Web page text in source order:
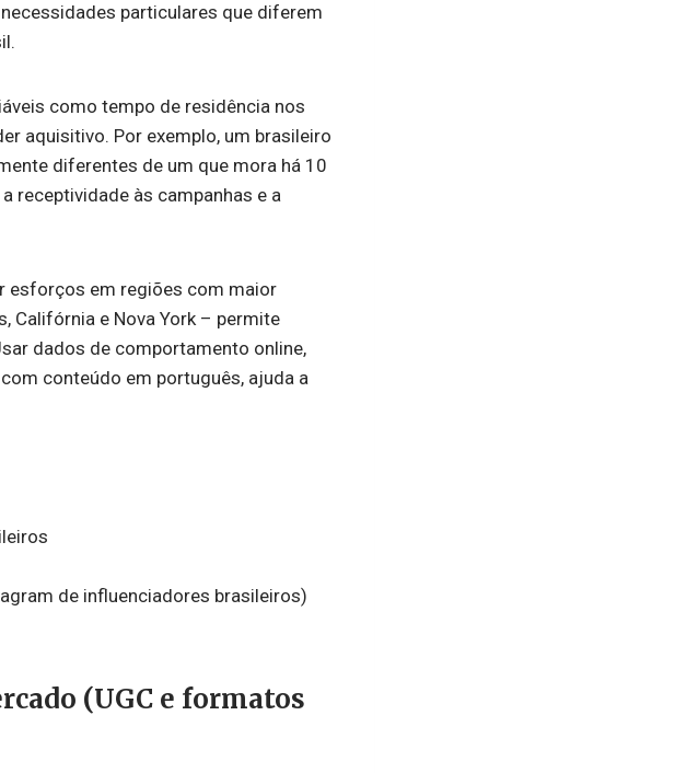
particulares que diferem
como tempo de residência nos
aquisitivo. Por exemplo, um brasileiro
diferentes de um que mora há 10
receptividade às campanhas e a
esforços em regiões com maior
Califórnia e Nova York – permite
dados de comportamento online,
conteúdo em português, ajuda a
de influenciadores brasileiros)
(UGC e formatos